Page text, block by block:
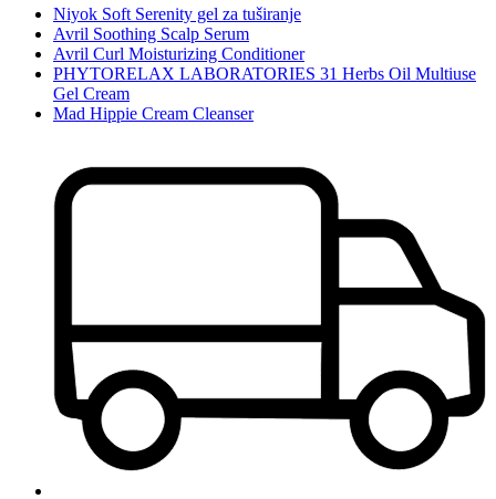
Niyok Soft Serenity gel za tuširanje
Avril Soothing Scalp Serum
Avril Curl Moisturizing Conditioner
PHYTORELAX LABORATORIES 31 Herbs Oil Multiuse
Gel Cream
Mad Hippie Cream Cleanser